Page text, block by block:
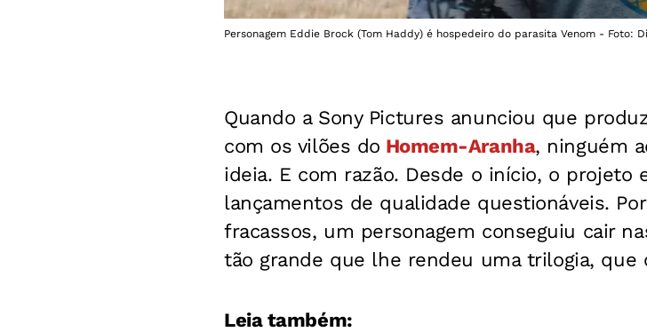
Personagem Eddie Brock (Tom Haddy) é hospedeiro do parasita Venom - Foto:
Quando a Sony Pictures anunciou que
com os vilões do Homem-Aranha, ninguém
ideia. E com razão. Desde o início, o projeto
lançamentos de qualidade questionáveis.
fracassos, um personagem conseguiu cair
tão grande que lhe rendeu uma trilogia, que
Leia também: